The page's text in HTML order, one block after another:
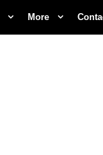
More